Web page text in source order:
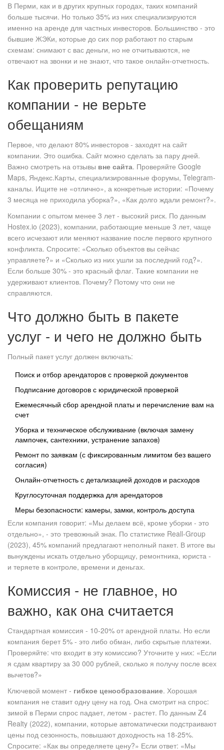
В Перми, как и в других крупных городах, таких компаний
больше тысячи. Но только 35% из них специализируются
именно на аренде для частных инвесторов. Большинство - это
бывшие ЖЭКи, которые до сих пор работают по старым
схемам: снимают с вас деньги, но не отчитываются, не
отвечают на звонки и не знают, что такое онлайн-отчетность.
Как проверить репутацию
компании - не верьте
обещаниям
Первое, что делают 80% инвесторов - заходят на сайт
компании. Это ошибка. Сайт можно сделать за пару дней.
Важно смотреть на отзывы вне сайта. Проверяйте Google
Maps, Яндекс.Карты, специализированные форумы, Telegram-
каналы. Ищите не «отлично», а конкретные истории: «Почему
3 месяца не приходила уборка?», «Как долго ждали ремонт?».
Компании с опытом менее 3 лет - высокий риск. По данным
Hostex.io (2023), компании, работающие меньше 3 лет, чаще
всего исчезают или меняют название после первого крупного
конфликта. Спросите: «Сколько объектов вы сейчас
управляете?» и «Сколько из них ушли за последний год?».
Если больше 30% - это красный флаг. Такие компании не
удерживают клиентов. Почему? Потому что они не
справляются.
Что должно быть в пакете
услуг - и чего не должно быть
Полный пакет услуг должен включать:
Поиск и отбор арендаторов с проверкой документов
Подписание договоров с юридической проверкой
Ежемесячный сбор арендной платы и перечисление вам на
счет
Уборка и техническое обслуживание (включая замену
лампочек, сантехники, устранение запахов)
Ремонт по заявкам (с фиксированным лимитом без вашего
согласия)
Онлайн-отчетность с детализацией доходов и расходов
Круглосуточная поддержка для арендаторов
Меры безопасности: камеры, замки, контроль доступа
Если компания говорит: «Мы делаем всё, кроме уборки - это
отдельно», - это тревожный знак. По статистике Reall-Group
(2023), 45% компаний предлагают неполный пакет. В итоге вы
вынуждены искать отдельно уборщицу, ремонтника, юриста -
и теряете в контроле, времени и деньгах.
Комиссия - не главное, но
важно, как она считается
Стандартная комиссия - 10-20% от арендной платы. Но если
компания берет 5% - это либо обман, либо скрытые платежи.
Проверяйте: что входит в эту комиссию? Уточните у них: «Если
я сдам квартиру за 30 000 рублей, сколько я получу после всех
вычетов?»
Ключевой момент - гибкое ценообразование. Хорошая
компания не ставит одну цену на год. Она смотрит на спрос:
зимой в Перми спрос падает, летом - растет. По данным Z4
Realty (2022), компании, которые автоматически подстраивают
цены под сезонность, повышают доходность на 18-25%.
Спросите: «Как вы определяете цену?» Если ответ: «Мы